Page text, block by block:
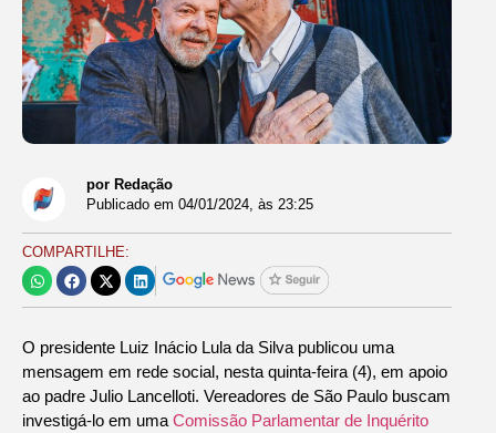
por Redação
Publicado em 04/01/2024, às 23:25
COMPARTILHE:
O presidente Luiz Inácio Lula da Silva publicou uma
mensagem em rede social, nesta quinta-feira (4), em apoio
ao padre Julio Lancelloti. Vereadores de São Paulo buscam
investigá-lo em uma Comissão Parlamentar de Inquérito